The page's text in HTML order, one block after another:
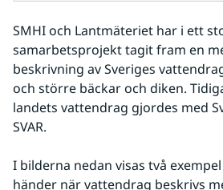
SMHI och Lantmäteriet har i ett
samarbetsprojekt tagit fram en
beskrivning av Sveriges
och större bäckar och diken.
landets vattendrag gjordes med
SVAR.
I bilderna nedan visas två
händer när vattendrag beskrivs